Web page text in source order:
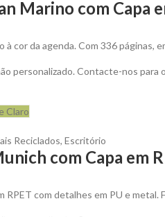
Marino com Capa
cor da agenda. Com 336 páginas,
personalizado. Contacte-nos
Claro
Reciclados, Escritório
com Capa em
RPET com detalhes em PU e metal.